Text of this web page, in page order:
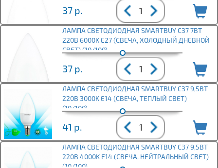
37 р.
ЛАМПА СВЕТОДИОДНАЯ SMARTBUY C37 7ВТ
220В 6000K E27 (СВЕЧА, ХОЛОДНЫЙ ДНЕВНОЙ
СВЕТ) (10/100)
37 р.
ЛАМПА СВЕТОДИОДНАЯ SMARTBUY C37 9,5ВТ
220В 3000K E14 (СВЕЧА, ТЕПЛЫЙ СВЕТ)
(10/100)
41 р.
ЛАМПА СВЕТОДИОДНАЯ SMARTBUY C37 9,5ВТ
220В 4000K E14 (СВЕЧА, НЕЙТРАЛЬНЫЙ СВЕТ)